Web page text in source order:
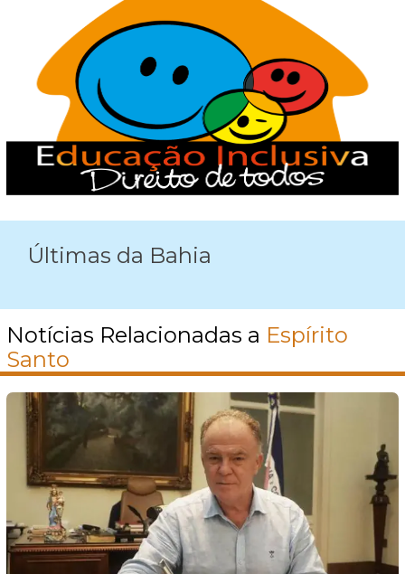
Últimas da Bahia
Notícias Relacionadas a Espírito
Santo